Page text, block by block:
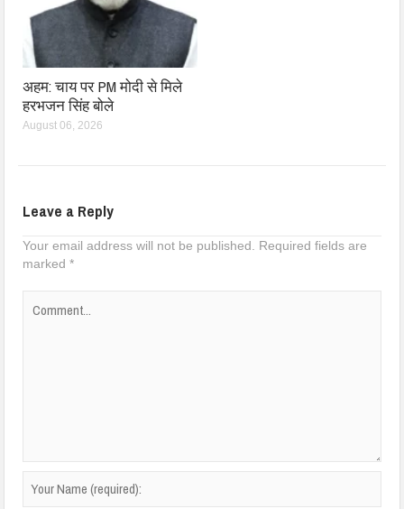
अहम: चाय पर PM मोदी से मिले
हरभजन सिंह बोले
August 06, 2026
Leave a Reply
Your email address will not be published.
Required fields are
marked*